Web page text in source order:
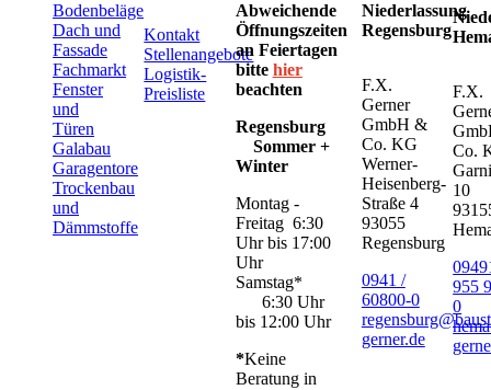
Bodenbeläge
Dach und
Fassade
Fachmarkt
Fenster
und
Türen
Galabau
Garagentore
Trockenbau
und
Dämmstoffe
Kontakt
Stellenangebote
Logistik-
Preisliste
Abweichende
Öffnungszeiten
an Feiertagen
bitte hier
beachten
Regensburg
Sommer +
Winter
Montag -
Freitag 6:30
Uhr bis 17:00
Uhr
Samstag*
6:30 Uhr
bis 12:00 Uhr
*Keine
Beratung in
Niederlassung
Regensburg
F.X.
Gerner
GmbH &
Co. KG
Werner-
Heisenberg-
Straße 4
93055
Regensburg
0941 /
60800-0
gerner.de
F.X.
Co.
10
955
0